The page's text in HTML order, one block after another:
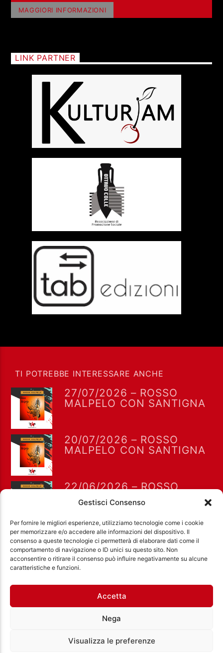
Gestisci Consenso
Per fornire le migliori esperienze, utilizziamo tecnologie come i cookie
per memorizzare e/o accedere alle informazioni del dispositivo. Il
consenso a queste tecnologie ci permetterà di elaborare dati come il
comportamento di navigazione o ID unici su questo sito. Non
acconsentire o ritirare il consenso può influire negativamente su alcune
caratteristiche e funzioni.
Accetta
Nega
Visualizza le preferenze
MAGGIORI INFORMAZIONI
LINK PARTNER
TI POTREBBE INTERESSARE ANCHE
27/07/2026 – ROSSO
MALPELO CON SANTIGNA
20/07/2026 – ROSSO
MALPELO CON SANTIGNA
22/06/2026 – ROSSO
MALPELO CON SANTIGNA
Ass. Cult. Dissociazione - Codice fiscale:
Città Aperta via di Casal Bruciato 31/A, Roma